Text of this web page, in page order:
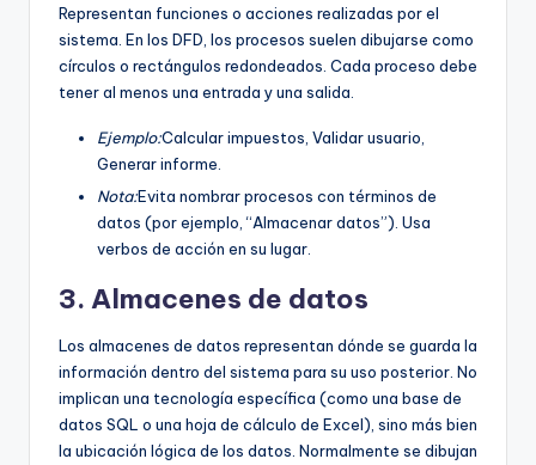
Representan funciones o acciones realizadas por el
sistema. En los DFD, los procesos suelen dibujarse como
círculos o rectángulos redondeados. Cada proceso debe
tener al menos una entrada y una salida.
Ejemplo:Calcular impuestos, Validar usuario,
Generar informe.
Nota:Evita nombrar procesos con términos de
datos (por ejemplo, “Almacenar datos”). Usa
verbos de acción en su lugar.
3. Almacenes de datos
Los almacenes de datos representan dónde se guarda la
información dentro del sistema para su uso posterior. No
implican una tecnología específica (como una base de
datos SQL o una hoja de cálculo de Excel), sino más bien
la ubicación lógica de los datos. Normalmente se dibujan